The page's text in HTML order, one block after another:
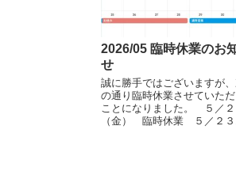
2026/05 臨時休業のお
せ
誠に勝手ではございますが
の通り臨時休業させていただ
ことになりました。 ５／２
（金） 臨時休業 ５／２３